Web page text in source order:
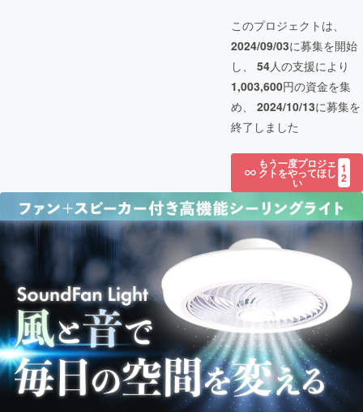
このプロジェクトは、
2024/09/03に募集を開始
し、 54人の支援により
1,003,600円の資金を集
め、 2024/10/13に募集を
終了しました
もう一度プロジェ
クトをやってほし
い
1
2